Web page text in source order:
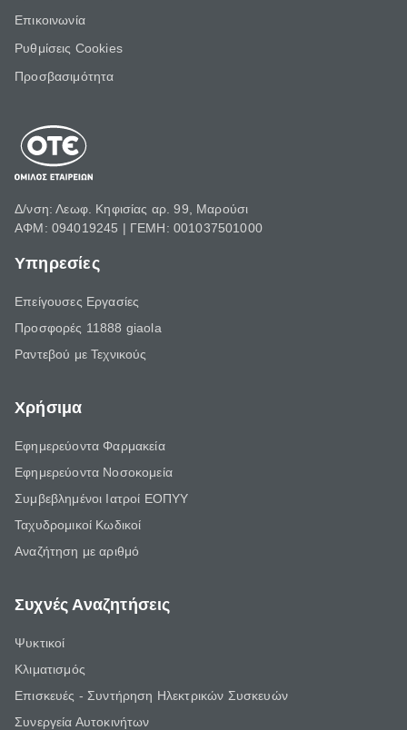
Επικοινωνία
Ρυθμίσεις Cookies
Προσβασιμότητα
Δ/νση: Λεωφ. Κηφισίας αρ. 99, Μαρούσι
ΑΦΜ: 094019245 | ΓΕΜΗ: 001037501000
Υπηρεσίες
Επείγουσες Εργασίες
Προσφορές 11888 giaola
Ραντεβού με Τεχνικούς
Χρήσιμα
Εφημερεύοντα Φαρμακεία
Εφημερεύοντα Νοσοκομεία
Συμβεβλημένοι Ιατροί ΕΟΠΥΥ
Ταχυδρομικοί Κωδικοί
Αναζήτηση με αριθμό
Συχνές Αναζητήσεις
Ψυκτικοί
Κλιματισμός
Επισκευές - Συντήρηση Ηλεκτρικών Συσκευών
Συνεργεία Αυτοκινήτων